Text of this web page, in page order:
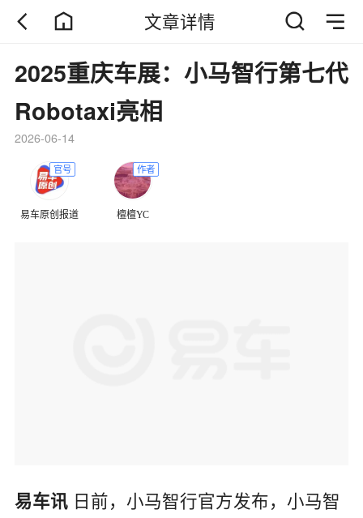
文章详情
2025重庆车展：小马智行第七代
Robotaxi亮相
2026-06-14
官号
易车原创报道
作者
檀檀YC
易车讯日前，小马智行官方发布，小马智